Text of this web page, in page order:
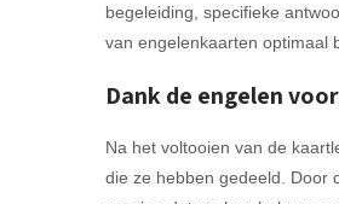
begeleiding, specifieke
van engelenkaarten optimaal
Dank de engelen
Na het voltooien van de
die ze hebben gedeeld. Door